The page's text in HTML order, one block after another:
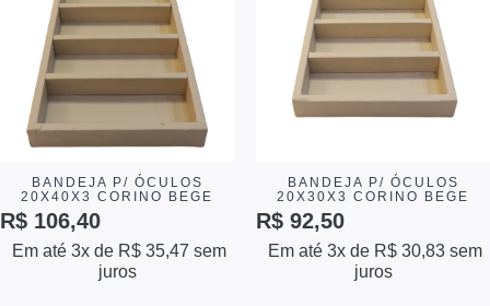
BANDEJA P/ ÓCULOS
20X40X3 CORINO BEGE
R$ 106,40
Em até 3x de R$ 35,47 sem
juros
BANDEJA P/ ÓCULOS
20X30X3 CORINO BEGE
R$ 92,50
Em até 3x de R$ 30,83 sem
juros